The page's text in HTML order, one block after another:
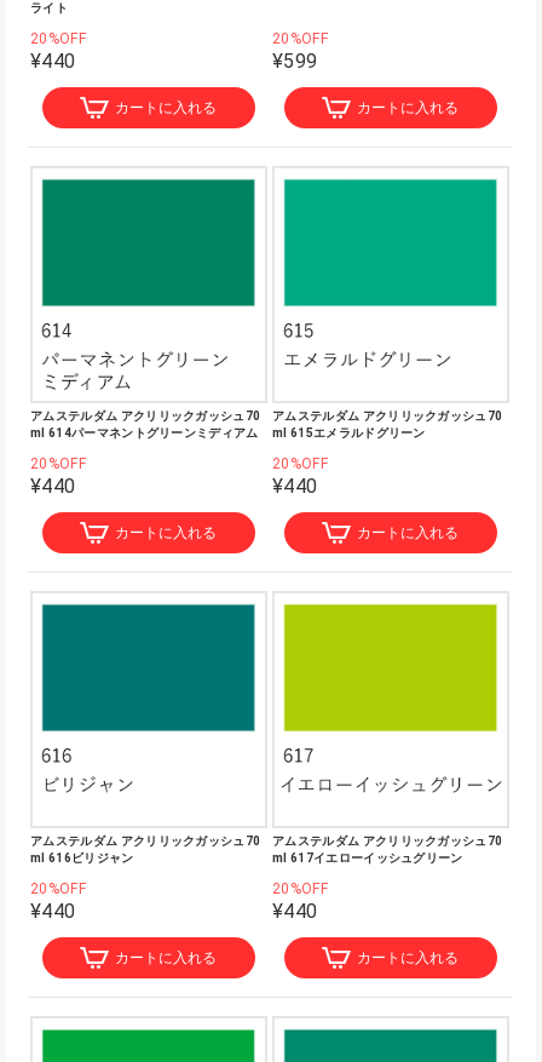
ライト
20%OFF
¥440
カートに入れる
20%OFF
¥599
カートに入れる
アムステルダム アクリリックガッシュ70
ml 614パーマネントグリーンミディアム
20%OFF
¥440
カートに入れる
アムステルダム アクリリックガッシュ70
ml 615エメラルドグリーン
20%OFF
¥440
カートに入れる
アムステルダム アクリリックガッシュ70
ml 616ビリジャン
20%OFF
¥440
カートに入れる
アムステルダム アクリリックガッシュ70
ml 617イエローイッシュグリーン
20%OFF
¥440
カートに入れる